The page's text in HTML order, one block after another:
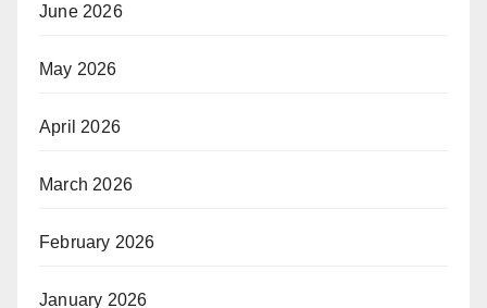
June 2026
May 2026
April 2026
March 2026
February 2026
January 2026